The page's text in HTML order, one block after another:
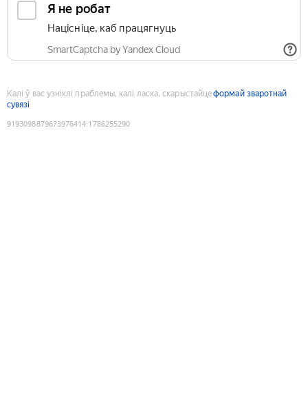
Я не робат
Націсніце, каб працягнуць
SmartCaptcha by Yandex Cloud
Калі ў вас узніклі праблемы, калі ласка, скарыстайцеформай зваротнай
сувязі
9193098879673976414:1786255290